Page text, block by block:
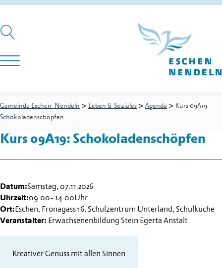
Gemeinde Eschen-Nendeln > Leben & Soziales > Agenda > Kurs 09A19:
Schokoladenschöpfen
Kurs 09A19: Schokoladenschöpfen
Datum:Samstag, 07.11.2026
Uhrzeit:09.00- 14.00Uhr
Ort:Eschen, Fronagass 16, Schulzentrum Unterland, Schulküche
Veranstalter: Erwachsenenbildung Stein Egerta Anstalt
Kreativer Genuss mit allen Sinnen